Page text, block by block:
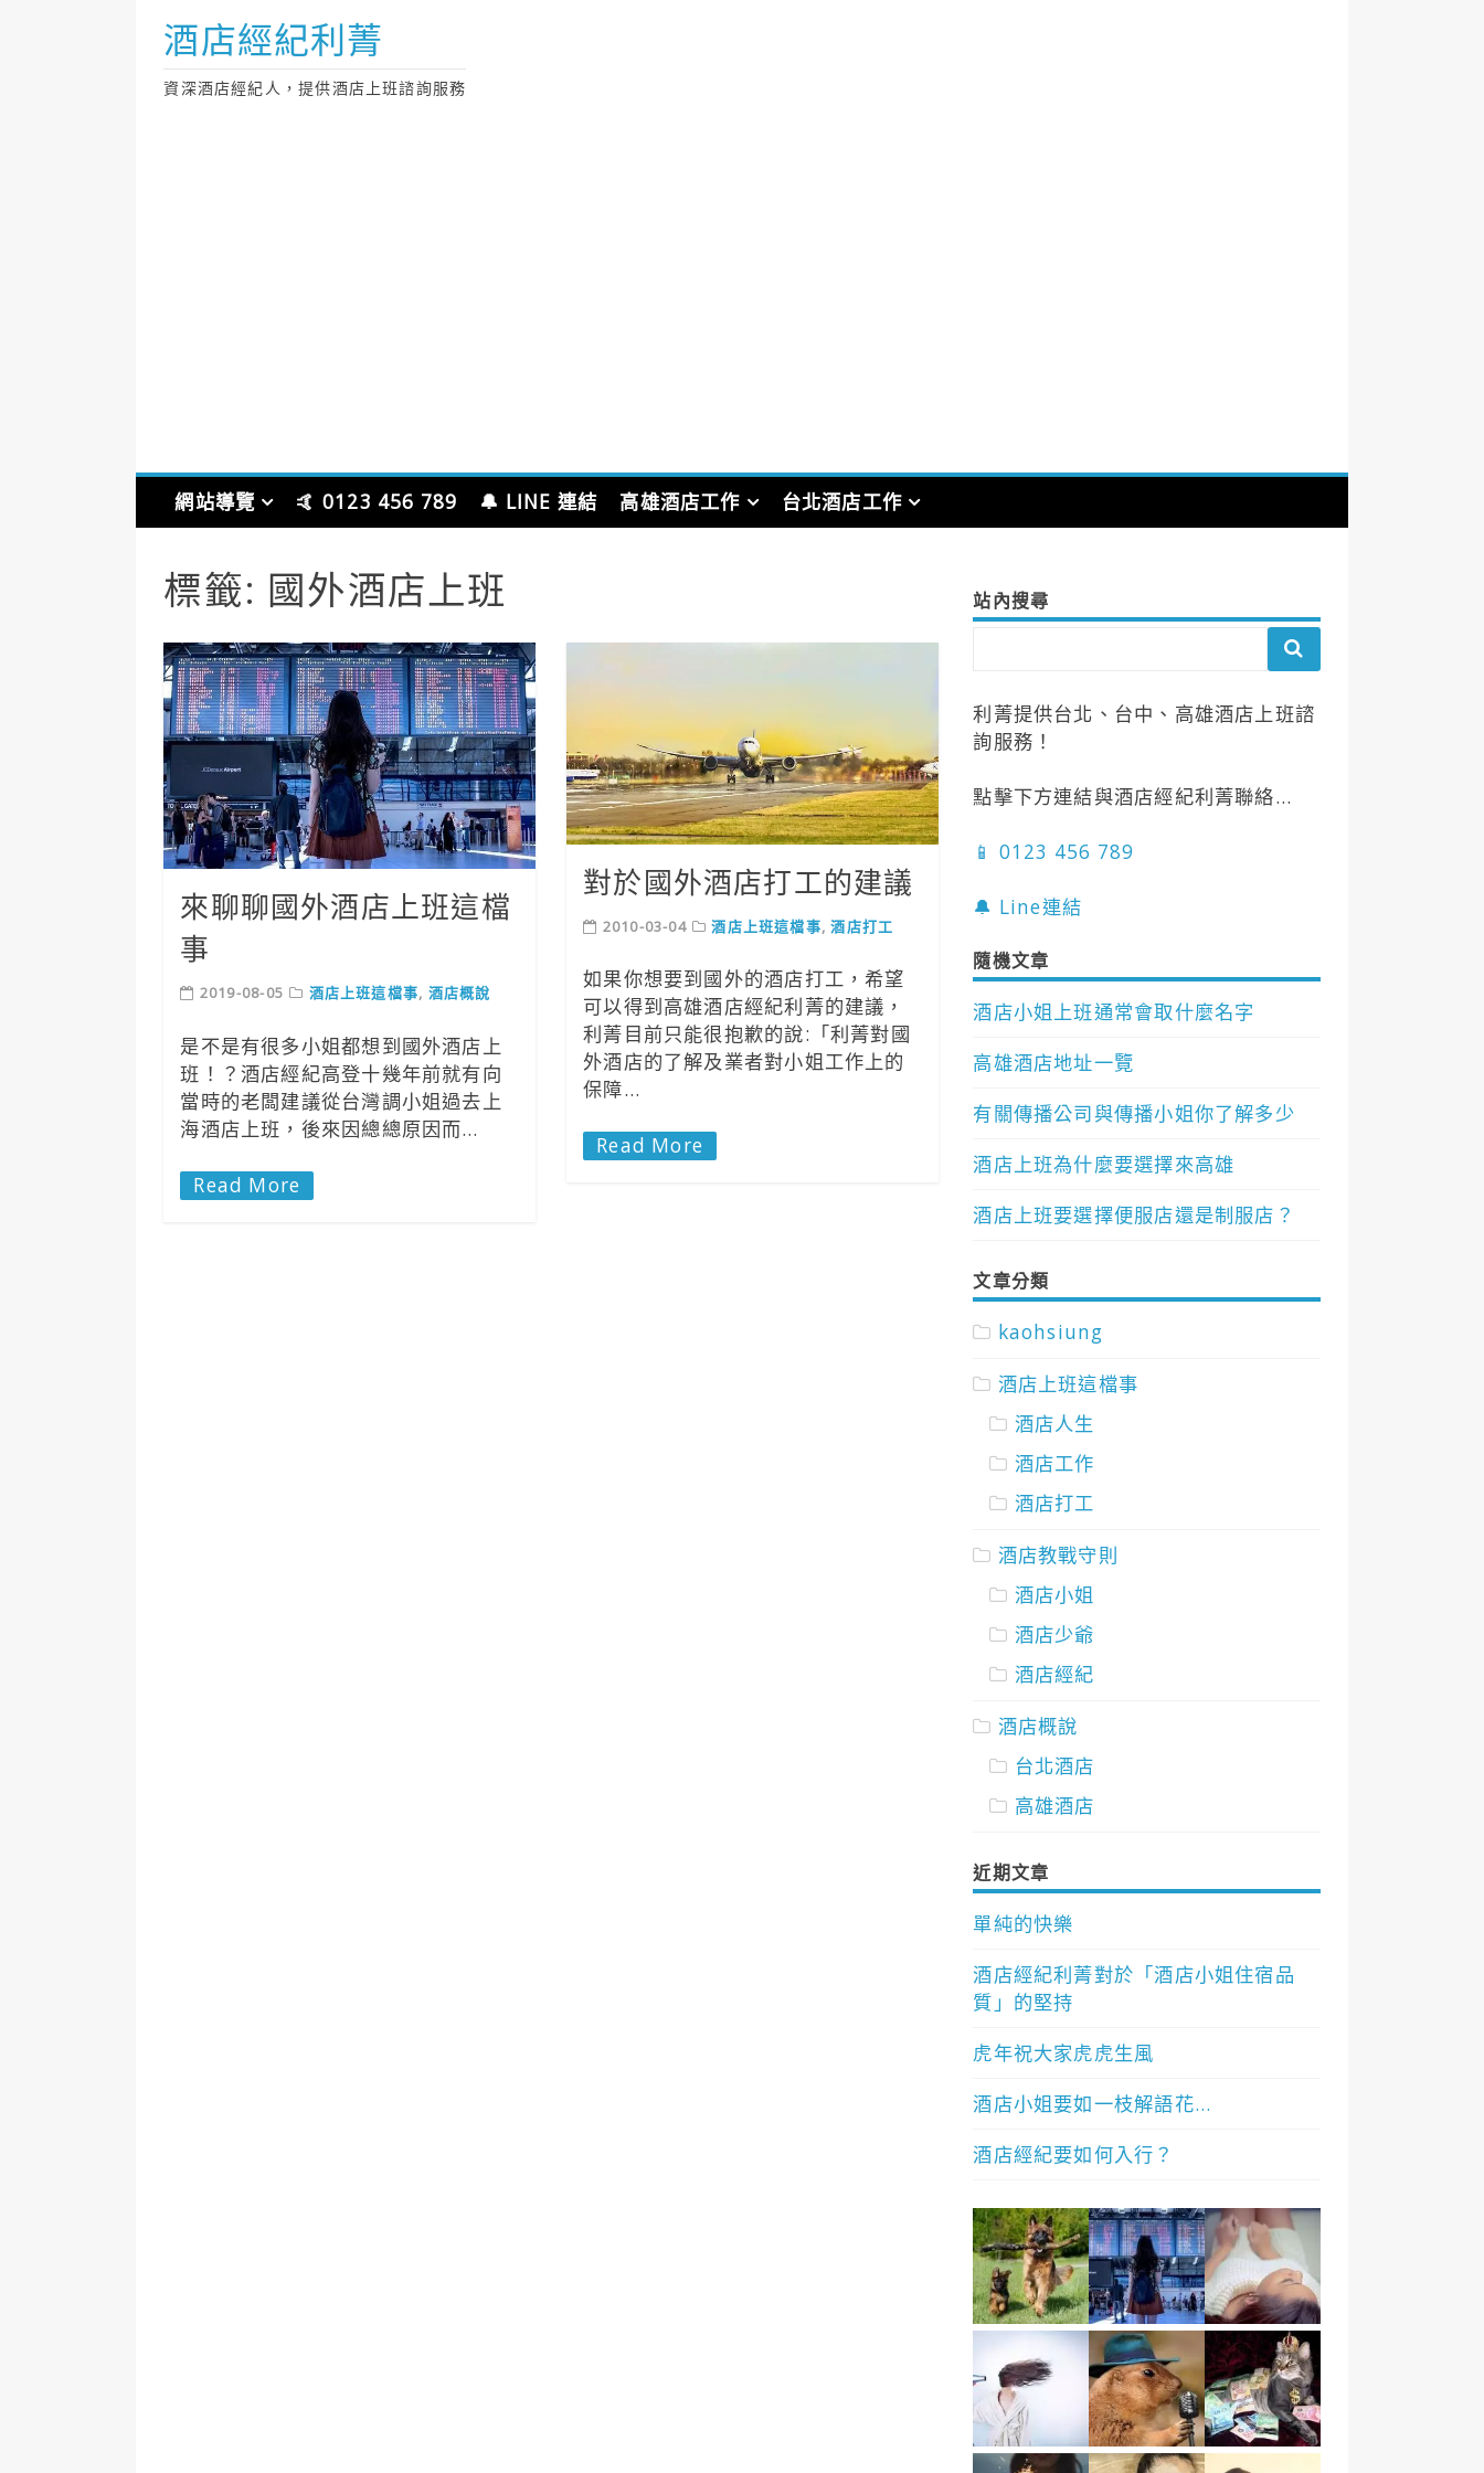
content
酒店經紀利菁
資深酒店經紀人，提供酒店上班諮詢服務
網站導覽 🤙 0123 456 789 🔔 LINE 連結 高雄酒店工作 台北酒店工作
標籤: 國外酒店上班
來聊聊國外酒店上班這檔
事
2019-08-05 酒店上班這檔事, 酒店概說
是不是有很多小姐都想到國外酒店上
班！？酒店經紀高登十幾年前就有向
當時的老闆建議從台灣調小姐過去上
海酒店上班，後來因總總原因而…
Read More
對於國外酒店打工的建議
2010-03-04 酒店上班這檔事,酒店打工
如果你想要到國外的酒店打工，希望
可以得到高雄酒店經紀利菁的建議，
利菁目前只能很抱歉的說:「利菁對國
外酒店的了解及業者對小姐工作上的
保障…
Read More
站內搜尋
利菁提供台北、台中、高雄酒店上班諮
詢服務！
點擊下方連結與酒店經紀利菁聯絡...
📱 0123 456 789
🔔 Line連結
隨機文章
酒店小姐上班通常會取什麼名字
高雄酒店地址一覽
有關傳播公司與傳播小姐你了解多少
酒店上班為什麼要選擇來高雄
酒店上班要選擇便服店還是制服店？
文章分類
kaohsiung
酒店上班這檔事
酒店人生
酒店工作
酒店打工
酒店教戰守則
酒店小姐
酒店少爺
酒店經紀
酒店概說
台北酒店
高雄酒店
近期文章
單純的快樂
酒店經紀利菁對於「酒店小姐住宿品
質」的堅持
虎年祝大家虎虎生風
酒店小姐要如一枝解語花…
酒店經紀要如何入行？